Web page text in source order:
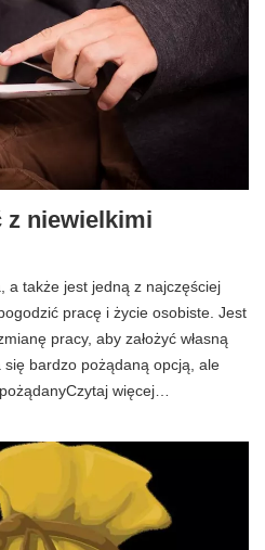
z niewielkimi
a także jest jedną z najczęściej
pracę i życie osobiste. Jest
pracy, aby założyć własną
się bardzo pożądaną opcją, ale
więcej…